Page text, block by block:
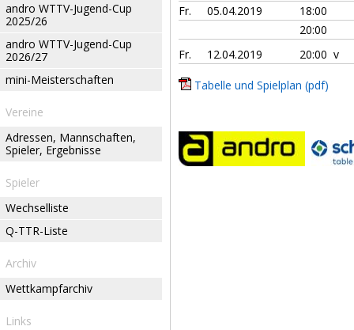
andro WTTV-Jugend-Cup
2025/26
andro WTTV-Jugend-Cup
2026/27
mini-Meisterschaften
Vereine
Adressen, Mannschaften,
Spieler, Ergebnisse
Spieler
Wechselliste
Q-TTR-Liste
Archiv
Wettkampfarchiv
Links
Fr.
05.04.2019
18:00
20:00
Fr.
12.04.2019 20:00 v
Tabelle und Spielplan (pdf)